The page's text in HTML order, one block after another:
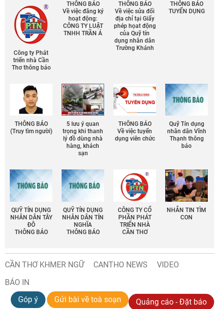
Công ty Phát
triển nhà Cần
Thơ thông báo
THÔNG BÁO
Về việc đăng ký
hoạt động:
CÔNG TY LUẬT
TNHH TRẦN Á
THÔNG BÁO
Về việc sửa đổi
địa chỉ tại Giấy
phép họat động
của Quỹ tín
dụng nhân dân
Trường Khánh
THÔNG BÁO
TUYỂN DỤNG
THÔNG BÁO
(Truy tìm người)
5 lưu ý quan
trọng khi thanh
lý đồ dùng nhà
hàng, khách
sạn
THÔNG BÁO
Về việc tuyển
dụng viên chức
Quỹ Tín dụng
nhân dân Vĩnh
Thạnh thông
báo
QUỸ TÍN DỤNG
NHÂN DÂN TÂY
ĐÔ
THÔNG BÁO
QUỸ TÍN DỤNG
NHÂN DÂN TÍN
NGHĨA
THÔNG BÁO
CÔNG TY CỔ
PHẦN PHÁT
TRIỂN NHÀ
CẦN THƠ
NHẮN TIN TÌM
CON
CẦN THƠ KHMER NGỮ CANTHO NEWS
VIDEO
BÁO IN
Góp ý
Gửi bài về toà soạn Quảng cáo - Đặt báo